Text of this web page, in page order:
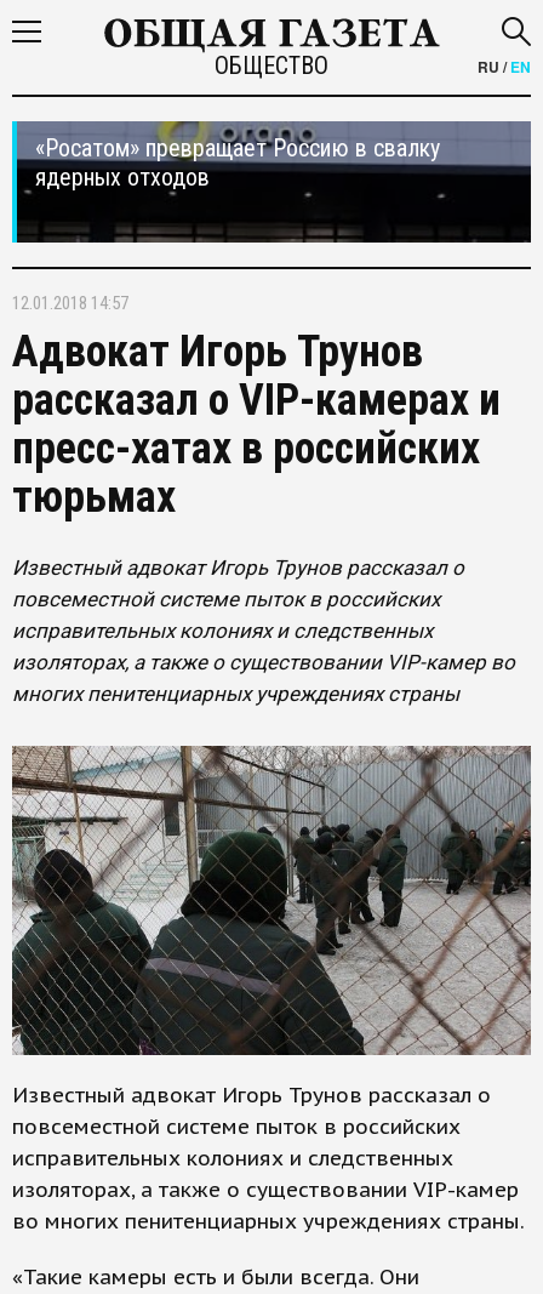
ОБЩЕСТВО RU /EN
«Росатом» превращает Россию в свалку
ядерных отходов
12.01.2018 14:57
Адвокат Игорь Трунов
рассказал о VIP-камерах и
пресс-хатах в российских
тюрьмах
Известный адвокат Игорь Трунов рассказал о
повсеместной системе пыток в российских
исправительных колониях и следственных
изоляторах, а также о существовании VIP-камер во
многих пенитенциарных учреждениях страны
Известный адвокат Игорь Трунов рассказал о
повсеместной системе пыток в российских
исправительных колониях и следственных
изоляторах, а также о существовании VIP-камер
во многих пенитенциарных учреждениях страны.
«Такие камеры есть и были всегда. Они